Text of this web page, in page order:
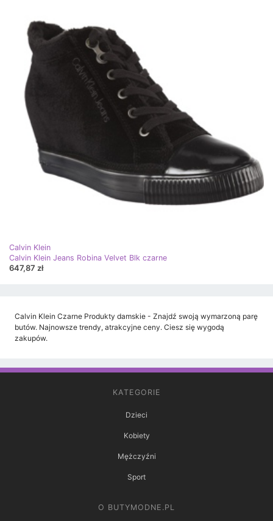
Calvin Klein
Calvin Klein Jeans Robina Velvet Blk czarne
647,87 zł
Calvin Klein Czarne Produkty damskie - Znajdź swoją wymarzoną parę
butów. Najnowsze trendy, atrakcyjne ceny. Ciesz się wygodą
zakupów.
KATEGORIE
Dzieci
Kobiety
Mężczyźni
Sport
O BUTYMODNE.PL